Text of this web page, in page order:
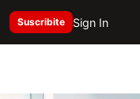
Suscribite Sign In